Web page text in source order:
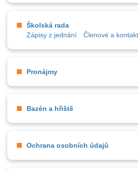
Školská rada
Zápisy z jednání
Členové a
Pronájmy
Bazén a hřiště
Ochrana osobních údajů